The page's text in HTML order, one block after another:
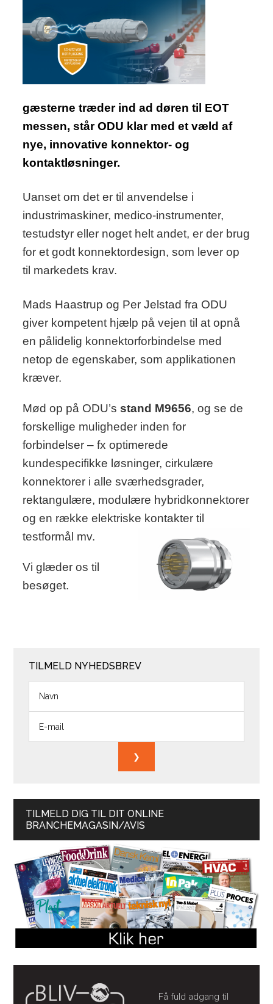
gæsterne træder ind ad døren til EOT
messen, står ODU klar med et væld af
nye, innovative konnektor- og
kontaktløsninger.
Uanset om det er til anvendelse i
industrimaskiner, medico-instrumenter,
testudstyr eller noget helt andet, er der brug
for et godt konnektordesign, som lever op
til markedets krav.
Mads Haastrup og Per Jelstad fra ODU
giver kompetent hjælp på vejen til at opnå
en pålidelig konnektorforbindelse med
netop de egenskaber, som applikationen
kræver.
Mød op på ODU’sstand M9656, og se de
forskellige muligheder inden for
forbindelser – fx optimerede
kundespecifikke løsninger, cirkulære
konnektorer i alle sværhedsgrader,
rektangulære, modulære hybridkonnektorer
og en række elektriske kontakter til
testformål mv.
Vi glæder os til
besøget.
TILMELD NYHEDSBREV
TILMELD DIG TIL DIT ONLINE
BRANCHEMAGASIN/AVIS
Få fuld adgang til